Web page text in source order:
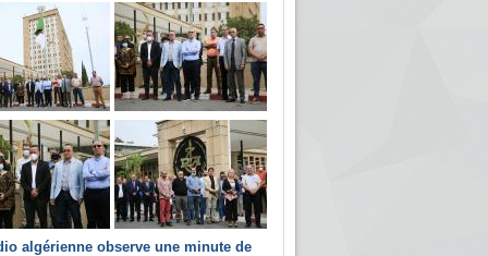
algérienne observe une minute de